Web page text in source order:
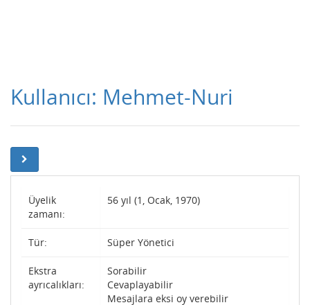
Kullanıcı: Mehmet-Nuri
Üyelik
zamanı:
56 yıl (1, Ocak, 1970)
Tür: Süper Yönetici
Ekstra
ayrıcalıkları:
Sorabilir
Cevaplayabilir
Mesajlara eksi oy verebilir